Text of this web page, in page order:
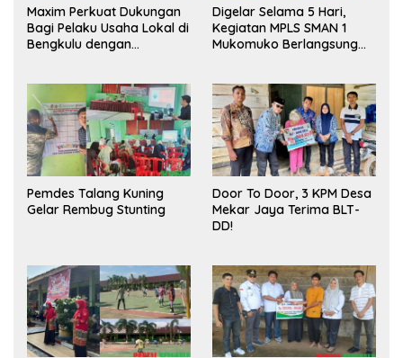
Maxim Perkuat Dukungan
Bagi Pelaku Usaha Lokal di
Bengkulu dengan
Pasar
Digelar Selama 5 Hari,
Kegiatan MPLS SMAN 1
Mukomuko Berlangsung
Pemdes Talang Kuning
Gelar Rembug Stunting
Door To Door, 3 KPM Desa
Mekar Jaya Terima BLT-
DD!